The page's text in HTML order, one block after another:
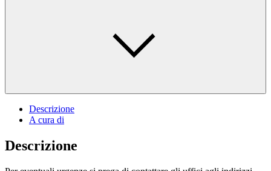
Descrizione
A cura di
Descrizione